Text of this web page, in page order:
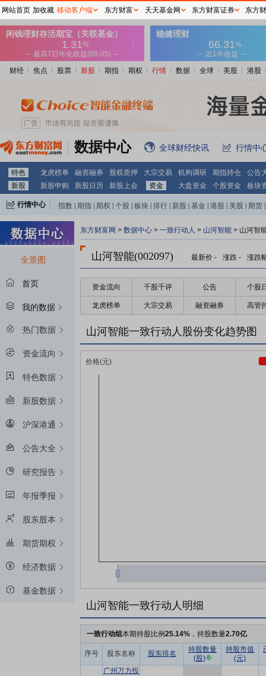
财经 焦点 股票 新股 期指 期权 行情 数据 全球 美股 港股
数据中心 全球财经快讯 行情中
特色 龙虎榜单 融资融券 股权质押 大宗交易 机构调研 期指持仓
公告
新股
新股申购 新股日历 新股上会 资金 大盘资金 个股资金 板块
行情中心 指数 期指 期权 个股 板块 排行 新股 基金 港股 美股 期货
全景图
首页
我的数据
热门数据
资金流向
特色数据
新股数据
沪深港通
公告大全
研究报告
年报季报
股东股本
期货期权
经济数据
基金数据
东方财富网 > 数据中心 > 一致行动人 > 山河智能 > 山河智
山河智能(002097) 最新价 - 涨跌 - 涨跌
资金流向 千股千评 公告 个股
龙虎榜单 大宗交易 融资融券 高管
山河智能一致行动人股份变化趋势图
山河智能一致行动人明细
一致行动组本期持股比例25.14% ，持股数量2.70亿
序号 股东名称 股东排名
持股数量
(股)
持股市值
(元)
广州万力投
网站首页 加收藏 移动客户端 东方财富 天天基金网 东方财富证券 东方